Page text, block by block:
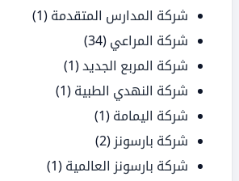
شركة المدارس المتقدمة (1)
شركة المراعي (34)
شركة المربع الجديد(1)
شركة النهدي الطبية (1)
شركة اليمامة (1)
شركة بارسونز (2)
شركة بارسونز العالمية (1)